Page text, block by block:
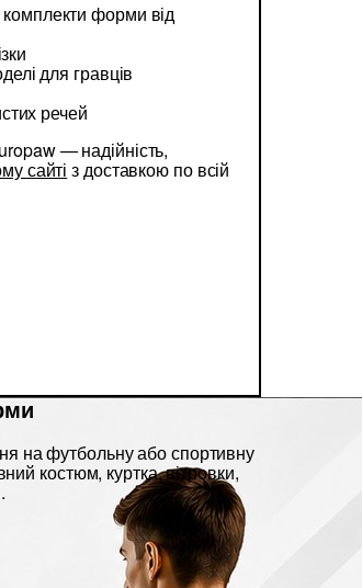
форми від
для гравців
речей
— надійність,
сайті з доставкою по всій
на футбольну або спортивну
костюм, куртка, вітровки,